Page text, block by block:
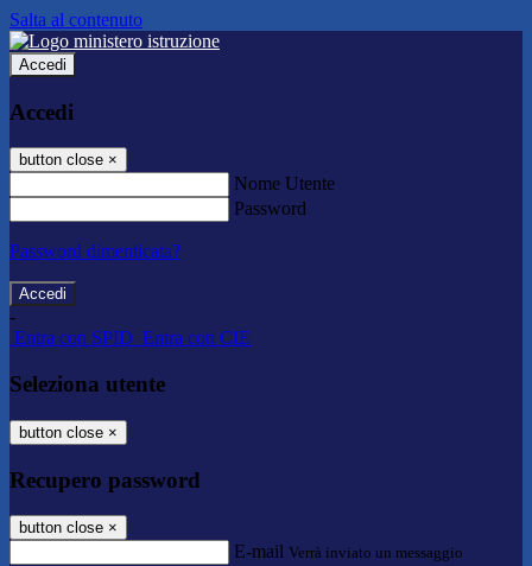
Salta al contenuto
Accedi
Accedi
button close ×
Nome Utente
Password
Password dimenticata?
-
Entra con SPID Entra con CIE
Seleziona utente
button close ×
Recupero password
button close ×
E-mail Verrà inviato un messaggio